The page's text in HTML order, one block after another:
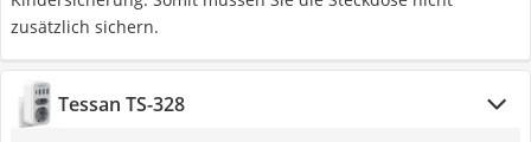
zusätzlich sichern.
Tessan TS-328